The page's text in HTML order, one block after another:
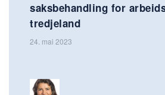
saksbehandling for
tredjeland
24. mai 2023